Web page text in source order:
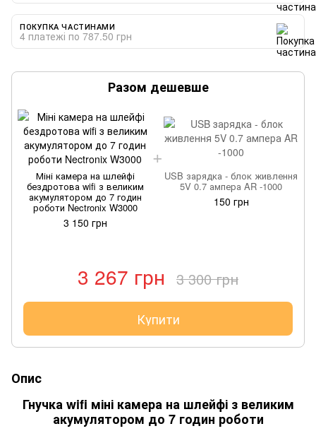
ПОКУПКА ЧАСТИНАМИ
4 платежі по 787.50 грн
Разом дешевше
Міні камера на шлейфі
бездротова wifi з великим
акумулятором до 7 годин
роботи Nectronix W3000
3 150 грн
USB зарядка - блок живлення
5V 0.7 ампера AR -1000
150 грн
3 267 грн 3 300 грн
Купити
Опис
Гнучка wifi міні камера на шлейфі з великим
акумулятором до 7 годин роботи